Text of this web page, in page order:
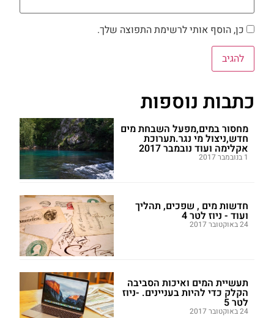
כן, הוסף אותי לרשימת התפוצה שלך.
כתבות נוספות
מחסור במים,מפעל השבחת מים
חדש,ניצול מי נגר.תערוכת
אקלימה ועוד נובמבר 2017
1 בנובמבר 2017
חדשות מים , שפכים, תהליך
ועוד - ניוז לטר 4
24 באוקטובר 2017
תעשיית המים ואיכות הסביבה
הקלק כדי להיות בעניינים. -ניוז
לטר 5
24 באוקטובר 2017